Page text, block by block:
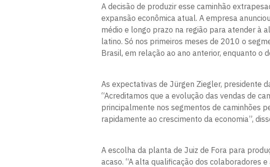
A decisão de produzir esse caminhão
expansão econômica atual. A empresa
médio e longo prazo na região para atender à
latino. Só nos primeiros meses de 2010 o
Brasil, em relação ao ano anterior, enquanto o
As expectativas de Jürgen Ziegler, presidente
“Acreditamos que a evolução das vendas de
principalmente nos segmentos de caminhões
rapidamente ao crescimento da economia”,
A escolha da planta de Juiz de Fora para
acaso. “A alta qualificação dos colaboradores